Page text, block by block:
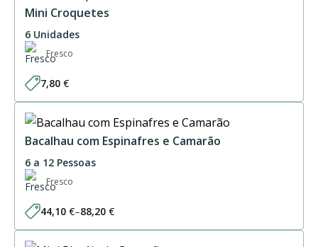
28,20 €
Mini Croquetes
6 Unidades
Fresco
7,80 €
Bacalhau com Espinafres e Camarão
6 a 12 Pessoas
Fresco
44,10 €–88,20 €
Price
range: